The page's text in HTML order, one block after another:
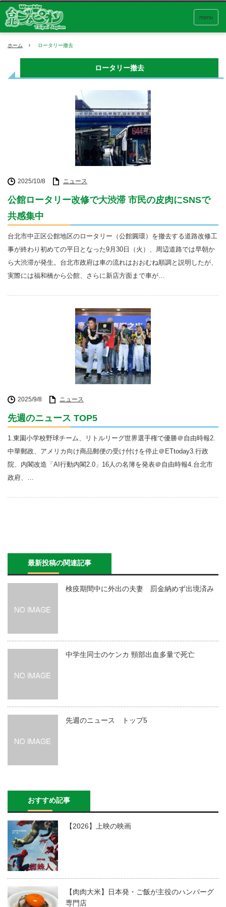
menu
ホーム ロータリー撤去
ロータリー撤去
2025/10/8 ニュース
公館ロータリー改修で大渋滞 市民の皮肉にSNSで
共感集中
台北市中正区公館地区のロータリー（公館圓環）を撤去する道路改修工
事が終わり初めての平日となった9月30日（火）、周辺道路では早朝か
ら大渋滞が発生。台北市政府は車の流れはおおむね順調と説明したが、
実際には福和橋から公館、さらに新店方面まで車が…
2025/9/8 ニュース
先週のニュース TOP5
1.東園小学校野球チーム、リトルリーグ世界選手権で優勝＠自由時報2.
中華郵政、アメリカ向け商品郵便の受け付けを停止＠ETtoday3.行政
院、内閣改造「AI行動内閣2.0」16人の名簿を発表＠自由時報4.台北市
政府、…
最新投稿の関連記事
検疫期間中に外出の夫妻 罰金納めず出境済み
中学生同士のケンカ 頸部出血多量で死亡
先週のニュース トップ5
おすすめ記事
【2026】上映の映画
【肉肉大米】日本発・ご飯が主役のハンバーグ
専門店